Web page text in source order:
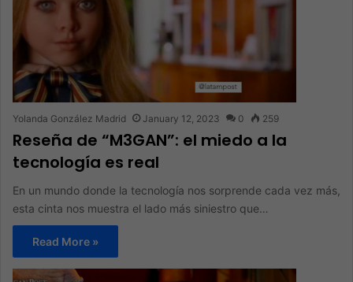
Yolanda González Madrid January 12, 2023 0 259
Reseña de “M3GAN”: el miedo a la
tecnología es real
En un mundo donde la tecnología nos sorprende cada vez más,
esta cinta nos muestra el lado más siniestro que…
Read More »